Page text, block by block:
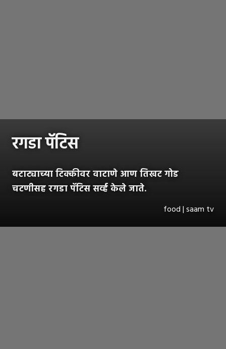
रगडा पॅटिस
बटाट्याच्या टिक्कीवर वाटाणे आण तिखट गोड
चटणीसह रगडा पॅटिस सर्व्ह केले जाते.
food | saam tv